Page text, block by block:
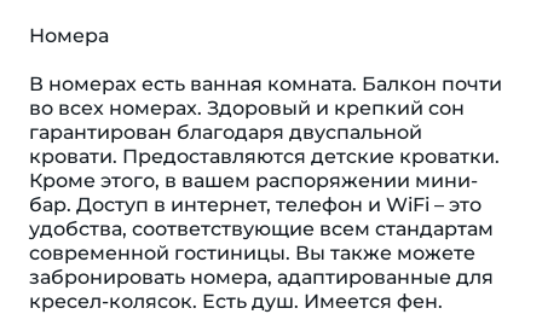
Номера
В номерах есть ванная комната. Балкон почти
во всех номерах. Здоровый и крепкий сон
гарантирован благодаря двуспальной
кровати. Предоставляются детские кроватки.
Кроме этого, в вашем распоряжении мини-
бар. Доступ в интернет, телефон и WiFi – это
удобства, соответствующие всем стандартам
современной гостиницы. Вы также можете
забронировать номера, адаптированные для
кресел-колясок. Eсть душ. Имеется фен.